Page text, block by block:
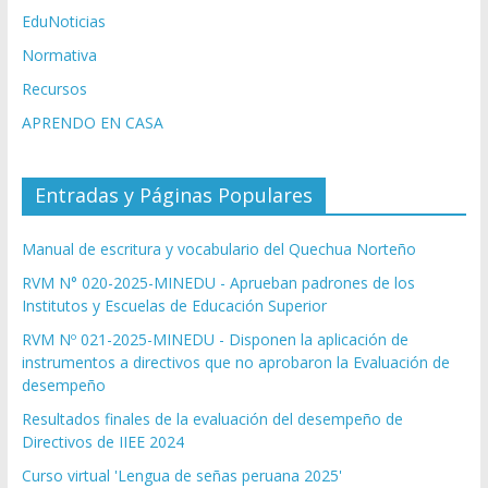
EduNoticias
Normativa
Recursos
APRENDO EN CASA
Entradas y Páginas Populares
Manual de escritura y vocabulario del Quechua Norteño
RVM N° 020-2025-MINEDU - Aprueban padrones de los
Institutos y Escuelas de Educación Superior
RVM Nº 021-2025-MINEDU - Disponen la aplicación de
instrumentos a directivos que no aprobaron la Evaluación de
desempeño
Resultados finales de la evaluación del desempeño de
Directivos de IIEE 2024
Curso virtual 'Lengua de señas peruana 2025'